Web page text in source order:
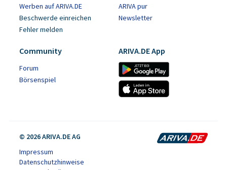
Werben auf ARIVA.DE
Beschwerde einreichen
Fehler melden
ARIVA pur
Newsletter
Community
Forum
Börsenspiel
ARIVA.DE App
© 2026 ARIVA.DE AG
Impressum
Datenschutzhinweise